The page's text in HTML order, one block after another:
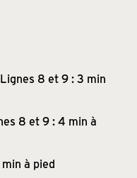
8 et 9 : 3 min
8 et 9 : 4 min à
à pied